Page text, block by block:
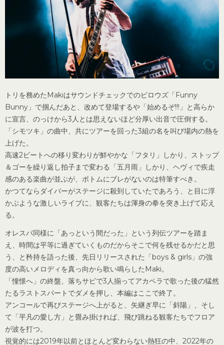
トリを務めたMakiはサウンドチェックでのピロウズ「Funny
Bunny」で掴んだあと、改めて登場するや「始めるぞ!!!」と高らか
に宣言、のっけから3人とは思えないほど分厚い出音で圧倒する。
「シモツキ」の曲中、共にツアーを回った3組の名を叫び場内の熱を
上げた。
高速2ビートへの移り変わりが鮮やかな「フタリ」しかり、ストップ
＆ゴーを繰り返し拍子まで変わる「五月雨」しかり、ヘヴィで疾走
感のある楽曲が並ぶが、ボトムにブレがないのは特筆すべき。
かつてならダイバーがステージに殺到していたであろう、と目に浮
かぶような激しいライブに、観客たちは渾身の拳を突き上げて応え
る。
オレスパ同様に「あっという間だった」という列伝ツアーを踏ま
え、時間は平等に過ぎていくものだからそこで何を残せるかだと思
う、と矜持を語った後、先日リリースされた「boys & girls」の強
度の高いメロディを真っ向から歌い鳴らしたMaki。
「憧憬へ」の終盤、落ちサビで3人揃ってアカペラで歌った後の猛然
たるラストスパートでダメを押し、本編はここで終了。
アンコールで再びステージへ上がると、矢継ぎ早に「斜陽」、そし
て「平凡の愛し方」と畳み掛ければ、飛び跳ねる観客たちでフロア
が波を打つ。
視覚的には2019年以前とほとんど変わらない熱狂の中、2022年の